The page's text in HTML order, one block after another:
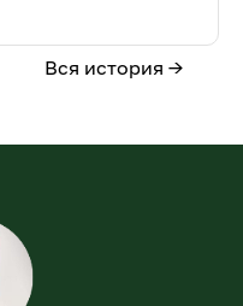
Вся история →